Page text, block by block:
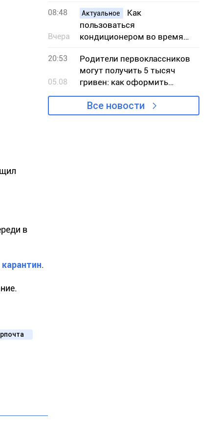
в
.
по количеству пожаров в
экосистемах
08:48
Вчера
Актуальное
Как
пользоваться
кондиционером во время
жары, чтобы снизить риск
вынужденных отключений
света
20:53
05.08
Родители первоклассников
могут получить 5 тысяч
гривен: как оформить
«Пакет школьника»
Все новости